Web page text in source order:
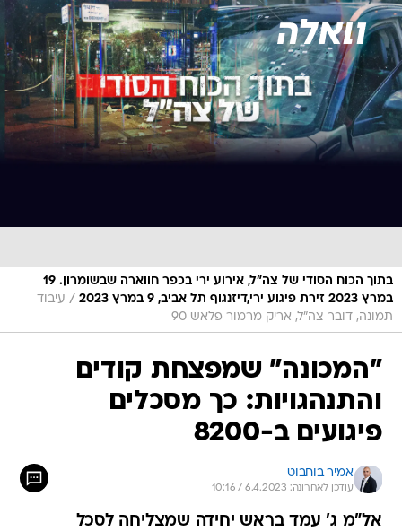
בתוך הכוח הסודי של צה"ל, אירוע ירי בכפר חווארה שבשומרון. 19
במרץ 2023 זירת פיגוע ירי,דיזנגוף תל אביב, 9 במרץ 2023
/ עיבוד
תמונה, דובר צה"ל, אריק מרמור פלאש 90
"המכונה" שמפצחת קודים
והתנהגויות: כך מסכלים
פיגועים ב-8200
אמיר בוחבוט
עודכן לאחרונה: 6.4.2023 / 10:16
אל"מ ג' עמד בראש יחידה שמצליחה לסכל